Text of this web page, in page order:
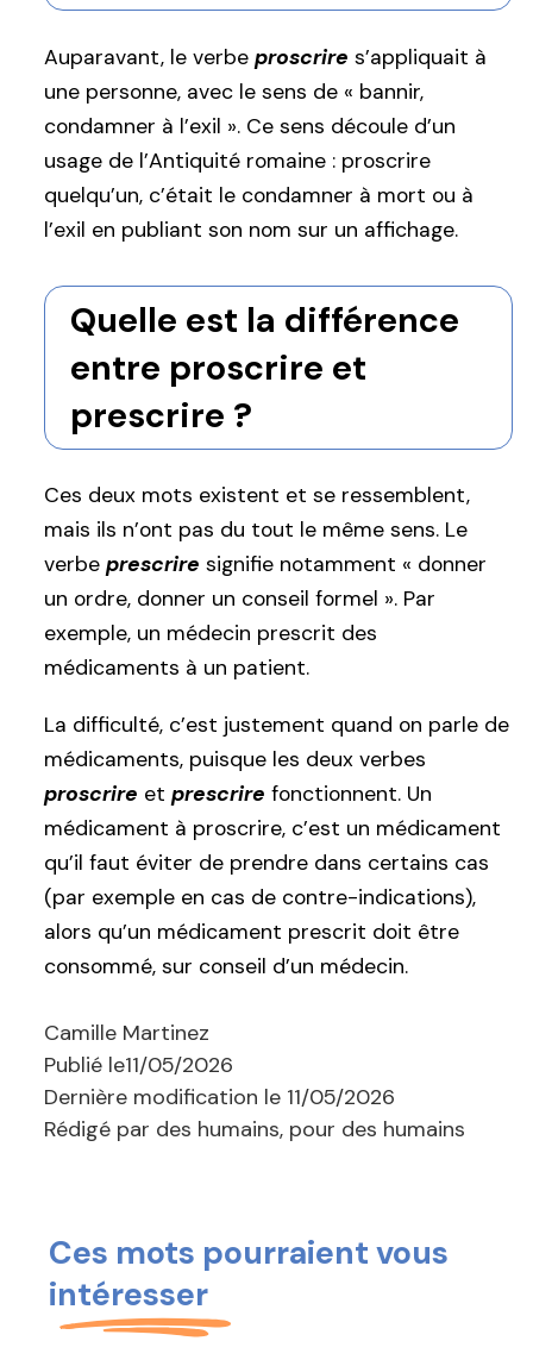
Auparavant, le verbe proscrire s’appliquait à
une personne, avec le sens de « bannir,
condamner à l’exil ». Ce sens découle d’un
usage de l’Antiquité romaine : proscrire
quelqu’un, c’était le condamner à mort ou à
l’exil en publiant son nom sur un affichage.
Quelle est la différence
entre proscrire et
prescrire ?
Ces deux mots existent et se ressemblent,
mais ils n’ont pas du tout le même sens. Le
verbe prescrire signifie notamment « donner
un ordre, donner un conseil formel ». Par
exemple, un médecin prescrit des
médicaments à un patient.
La difficulté, c’est justement quand on parle de
médicaments, puisque les deux verbes
proscrire et prescrire fonctionnent. Un
médicament à proscrire, c’est un médicament
qu’il faut éviter de prendre dans certains cas
(par exemple en cas de contre-indications),
alors qu’un médicament prescrit doit être
consommé, sur conseil d’un médecin.
Camille Martinez
Publié le11/05/2026
Dernière modification le 11/05/2026
Rédigé par des humains, pour des humains
Ces mots pourraient vous
intéresser